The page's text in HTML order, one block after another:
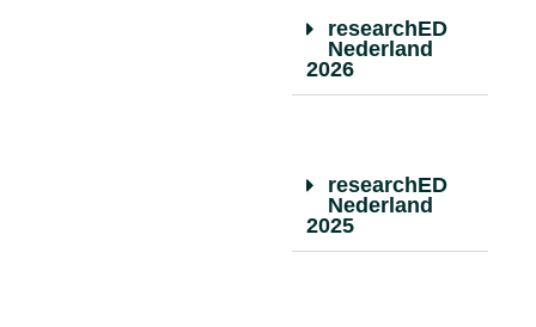
researchED
Nederland
2026
researchED
Nederland
2025